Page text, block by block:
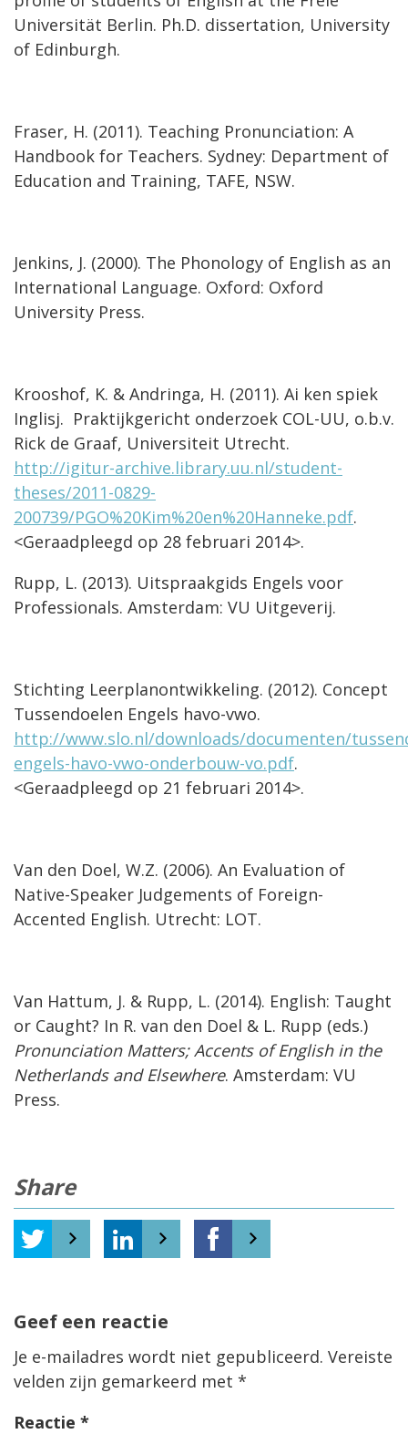
Universität Berlin. Ph.D. dissertation, University
of Edinburgh.
Fraser, H. (2011). Teaching Pronunciation: A
Handbook for Teachers. Sydney: Department of
Education and Training, TAFE, NSW.
Jenkins, J. (2000). The Phonology of English as an
International Language. Oxford: Oxford
University Press.
Krooshof, K. & Andringa, H. (2011). Ai ken spiek
Inglisj. Praktijkgericht onderzoek COL-UU, o.b.v.
Rick de Graaf, Universiteit Utrecht.
http://igitur-archive.library.uu.nl/student-
theses/2011-0829-
200739/PGO%20Kim%20en%20Hanneke.pdf.
<Geraadpleegd op 28 februari 2014>.
Rupp, L. (2013). Uitspraakgids Engels voor
Professionals. Amsterdam: VU Uitgeverij.
Stichting Leerplanontwikkeling. (2012). Concept
Tussendoelen Engels havo-vwo.
http://www.slo.nl/downloads/documenten/
engels-havo-vwo-onderbouw-vo.pdf.
<Geraadpleegd op 21 februari 2014>.
Van den Doel, W.Z. (2006). An Evaluation of
Native-Speaker Judgements of Foreign-
Accented English. Utrecht: LOT.
Van Hattum, J. & Rupp, L. (2014). English: Taught
or Caught? In R. van den Doel & L. Rupp (eds.)
Pronunciation Matters; Accents of English in the
Netherlands and Elsewhere. Amsterdam: VU
Press.
Share
Geef een reactie
Je e-mailadres wordt niet gepubliceerd. Vereiste
velden zijn gemarkeerd met *
Reactie *